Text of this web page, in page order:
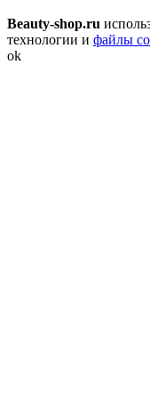
Beauty-shop.ru
технологии и файлы
ok